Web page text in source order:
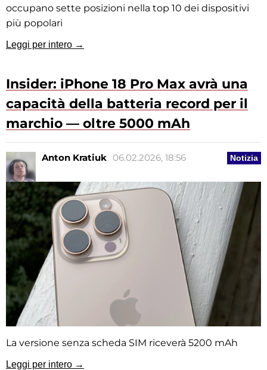
occupano sette posizioni nella top 10 dei dispositivi
più popolari
Leggi per intero →
Insider: iPhone 18 Pro Max avrà una
capacità della batteria record per il
marchio — oltre 5000 mAh
Notizia
Anton Kratiuk 06.02.2026, 18:56
La versione senza scheda SIM riceverà 5200 mAh
Leggi per intero →